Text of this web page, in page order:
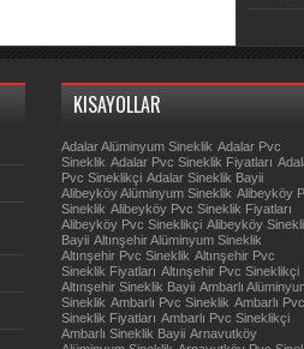
KISAYOLLAR
Adalar Alüminyum Sineklik Adalar Pvc
Sineklik Adalar Pvc Sineklik Fiyatları
Pvc Sineklikçi Adalar Sineklik Bayii
Alibeyköy Alüminyum Sineklik Alibeyköy
Sineklik Alibeyköy Pvc Sineklik Fiyatları
Alibeyköy Pvc Sineklikçi Alibeyköy
Bayii Altınşehir Alüminyum Sineklik
Altınşehir Pvc Sineklik Altınşehir Pvc
Sineklik Fiyatları Altınşehir Pvc Sineklikçi
Altınşehir Sineklik Bayii Ambarlı
Sineklik Ambarlı Pvc Sineklik Ambarlı Pvc
Sineklik Fiyatları Ambarlı Pvc Sineklikçi
Ambarlı Sineklik Bayii Arnavutköy